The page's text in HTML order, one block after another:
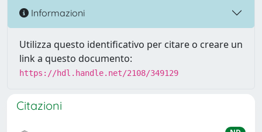
Informazioni
Utilizza questo identificativo per citare o creare un
link a questo documento:
https://hdl.handle.net/2108/349129
Citazioni